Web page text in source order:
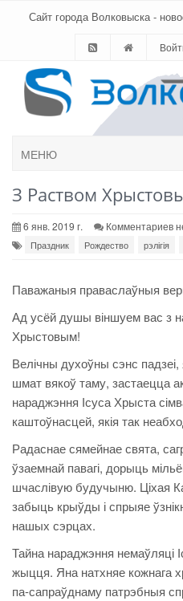
Сайт города Волковыска -
МЕНЮ
З Раством
6 янв. 2019 г. Комментариев
Праздник Рождество рэлігія
Паважаныя праваслаўныя
Ад усёй душы віншуем вас з
Хрыстовым!
Велічны духоўны сэнс
шмат вякоў таму, застаецца
нараджэння Ісуса Хрыста
каштоўнасцей, якія так
Радаснае сямейнае свята,
ўзаемнай павагі, дорыць
шчаслівую будучыню. Ціхая
забыць крыўды і спрыяе
нашых сэрцах.
Тайна нараджэння немаўляці
жыцця. Яна натхняе кожнага
па-сапраўднаму патрэбныя